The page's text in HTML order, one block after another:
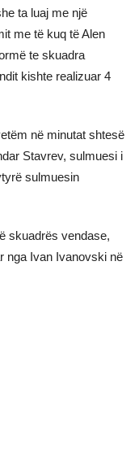
ta luaj me një
me të kuq të Alen
te skuadra
kishte realizuar 4
në minutat shtesë
Stavrev, sulmuesi i
sulmuesin
skuadrës vendase,
nga Ivan Ivanovski në